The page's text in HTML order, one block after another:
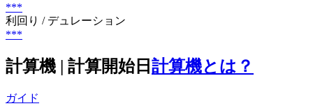
***
利回り / デュレーション
***
計算機 | 計算開始日 計算機とは？
ガイド